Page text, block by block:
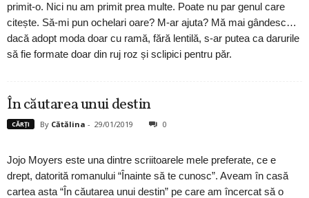
primit-o. Nici nu am primit prea multe. Poate nu par genul care
citește. Să-mi pun ochelari oare? M-ar ajuta? Mă mai gândesc…
dacă adopt moda doar cu ramă, fără lentilă, s-ar putea ca darurile
să fie formate doar din ruj roz și sclipici pentru păr.
În căutarea unui destin
CĂRȚI By Cătălina - 29/01/2019 0
Jojo Moyers este una dintre scriitoarele mele preferate, ce e
drept, datorită romanului “Înainte să te cunosc”. Aveam în casă
cartea asta “În căutarea unui destin” pe care am încercat să o